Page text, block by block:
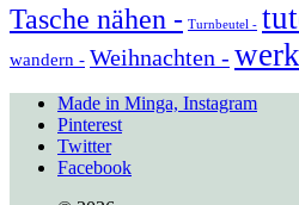
Tasche nähen - Turnbeutel -
wandern - Weihnachten -
Made in Minga, Instagram
Pinterest
Twitter
Facebook